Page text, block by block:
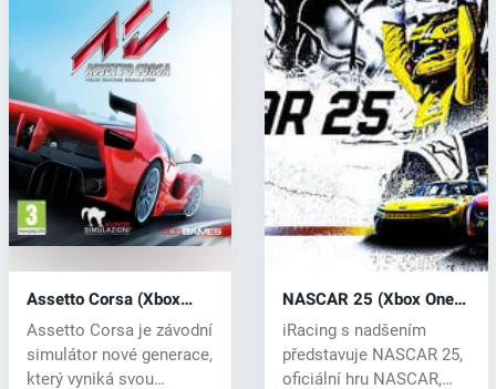
Assetto Corsa (Xbox
One) key
Assetto Corsa je závodní
simulátor nové generace,
který vyniká svou
NASCAR 25 (Xbox One)
key
iRacing s nadšením
představuje NASCAR 25,
oficiální hru NASCAR,